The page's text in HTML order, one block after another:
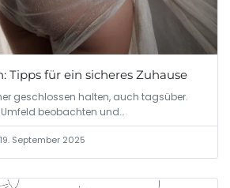
Tipps für ein sicheres Zuhause
geschlossen halten, auch tagsüber.
Umfeld beobachten und…
19. September 2025